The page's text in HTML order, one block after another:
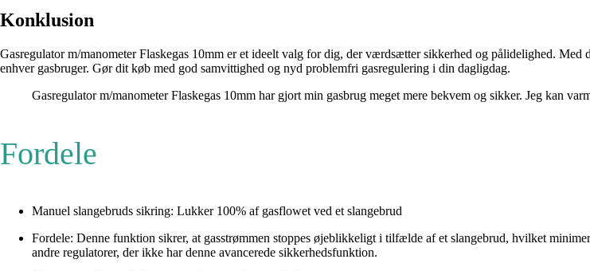
Konklusion
Gasregulator m/manometer Flaskegas 10mm er et ideelt valg for dig, der værdsætter sikkerhed og pålidelighed.
enhver gasbruger. Gør dit køb med god samvittighed og nyd problemfri gasregulering i din dagligdag.
Gasregulator m/manometer Flaskegas 10mm har gjort min gasbrug meget mere bekvem og sikker. Jeg kan
Fordele
Manuel slangebruds sikring: Lukker 100% af gasflowet ved et slangebrud
Fordele: Denne funktion sikrer, at gasstrømmen stoppes øjeblikkeligt i tilfælde af et slangebrud, hvilket
andre regulatorer, der ikke har denne avancerede sikkerhedsfunktion.